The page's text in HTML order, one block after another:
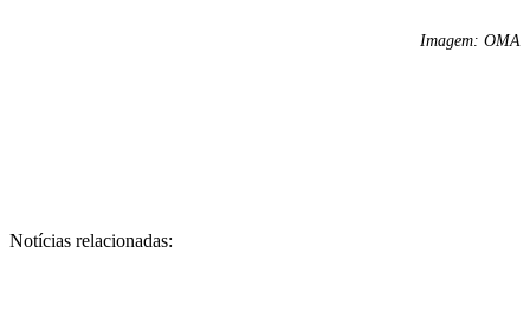
Imagem: OMA
Notícias relacionadas: